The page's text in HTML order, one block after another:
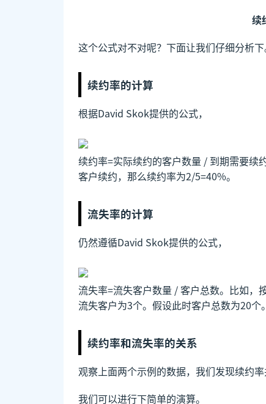
续
这个公式对不对呢？下面让我们仔细分析下
续约率的计算
根据David Skok提供的公式，
续约率=实际续约的客户数量 / 到期需要续
客户续约，那么续约率为2/5=40%。
流失率的计算
仍然遵循David Skok提供的公式，
流失率=流失客户数量 / 客户总数。比如，
流失客户为3个。假设此时客户总数为20个
续约率和流失率的关系
观察上面两个示例的数据，我们发现续约
我们可以进行下简单的演算。